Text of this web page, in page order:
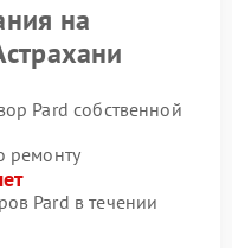
на
Pard собственной
ремонту
Pard в течении